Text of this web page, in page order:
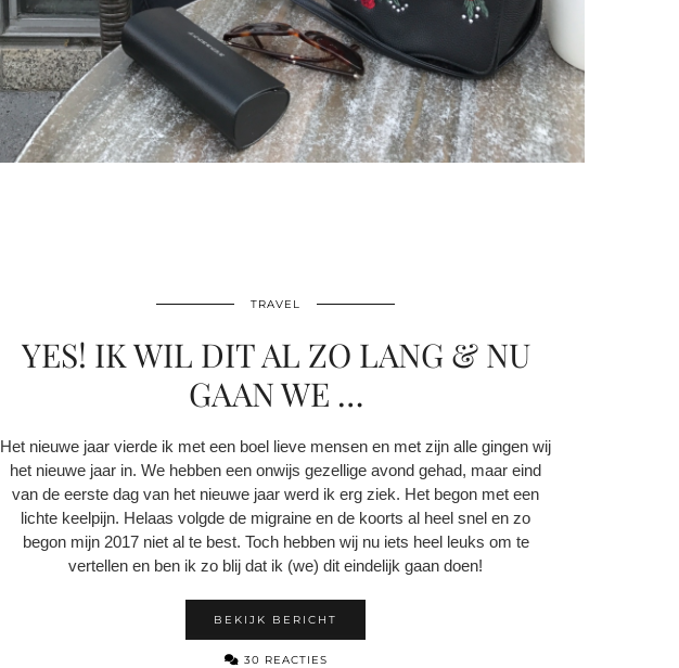
TRAVEL
YES! IK WIL DIT AL ZO LANG & NU
GAAN WE …
Het nieuwe jaar vierde ik met een boel lieve mensen en met zijn alle gingen wij
het nieuwe jaar in. We hebben een onwijs gezellige avond gehad, maar eind
van de eerste dag van het nieuwe jaar werd ik erg ziek. Het begon met een
lichte keelpijn. Helaas volgde de migraine en de koorts al heel snel en zo
begon mijn 2017 niet al te best. Toch hebben wij nu iets heel leuks om te
vertellen en ben ik zo blij dat ik (we) dit eindelijk gaan doen!
BEKIJK BERICHT
30 REACTIES